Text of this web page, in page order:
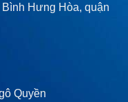
Hưng Hòa, quận
Quyền